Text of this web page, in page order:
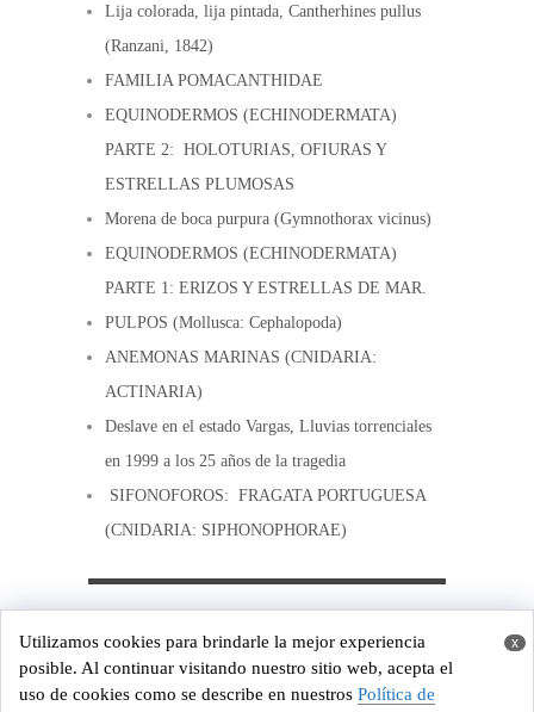
Lija colorada, lija pintada, Cantherhines pullus
(Ranzani, 1842)
FAMILIA POMACANTHIDAE
EQUINODERMOS (ECHINODERMATA)
PARTE 2: HOLOTURIAS, OFIURAS Y
ESTRELLAS PLUMOSAS
Morena de boca purpura (Gymnothorax vicinus)
EQUINODERMOS (ECHINODERMATA)
PARTE 1: ERIZOS Y ESTRELLAS DE MAR.
PULPOS (Mollusca: Cephalopoda)
ANEMONAS MARINAS (CNIDARIA:
ACTINARIA)
Deslave en el estado Vargas, Lluvias torrenciales
en 1999 a los 25 años de la tragedia
SIFONOFOROS: FRAGATA PORTUGUESA
(CNIDARIA: SIPHONOPHORAE)
WordPress
x
Utilizamos cookies para brindarle la mejor experiencia
posible. Al continuar visitando nuestro sitio web, acepta el
uso de cookies como se describe en nuestros Política de